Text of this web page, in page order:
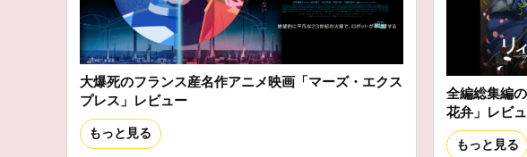
大爆死のフランス産名作アニメ映画「マーズ・エクス
プレス」レビュー
もっと見る
全編総集編
花弁」レビ
もっと見る